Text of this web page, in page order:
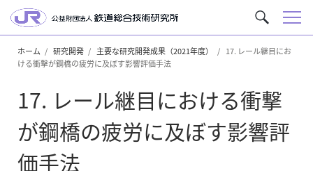
サ
イ
ト
検
索
メ
ホーム 研究開発 主要な研究開発成果（2021年度）
17. レール継目にお
ける衝撃が鋼橋の疲労に及ぼす影響評価手法
17. レール継目における衝撃
が鋼橋の疲労に及ぼす影響評
価手法